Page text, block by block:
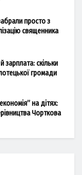
просто з
священника
зарплата: скільки
громади
на дітях:
Чорткова